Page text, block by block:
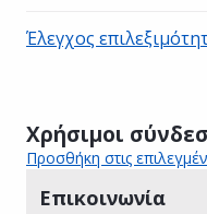
Χρήσιμοι
Προσθήκη στις
Επικοινωνία
Έλεγχος